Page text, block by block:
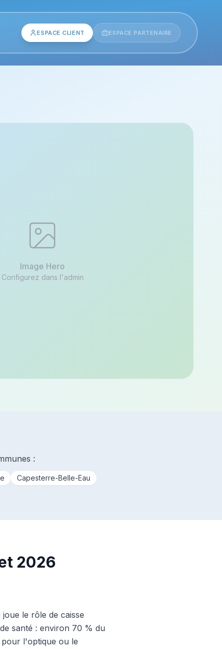
ESPACE CLIENT ESPACE PARTENAIRE
Image Hero
Configurez dans l'admin
:
Capesterre-Belle-Eau
2026
le rôle de caisse
santé : environ 70 % du
l'optique ou le